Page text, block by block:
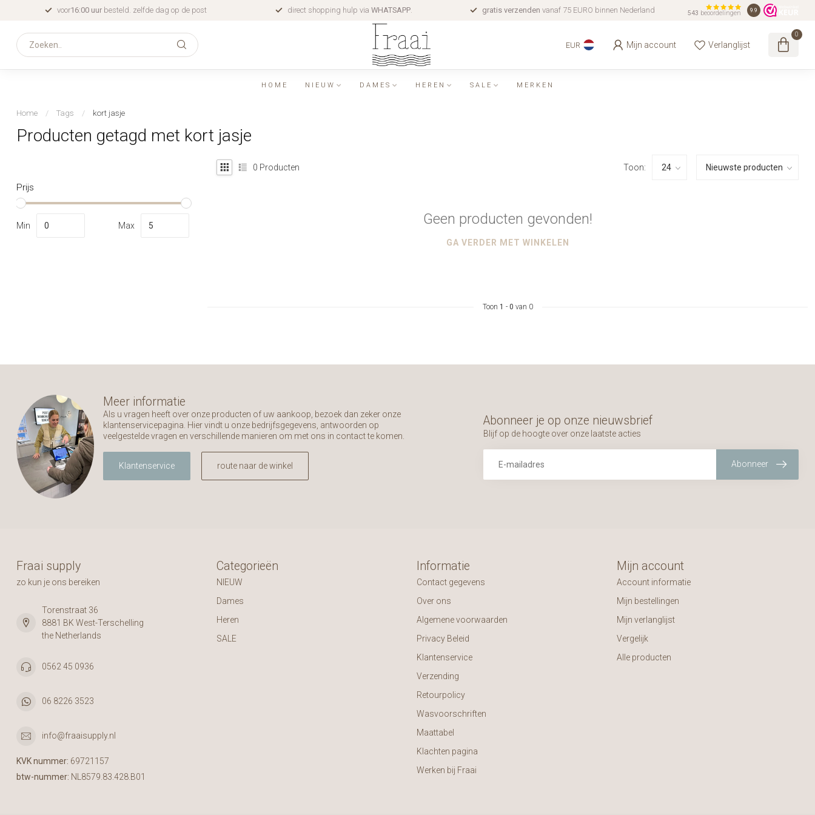
voor16:00 uur besteld. zelfde dag op de post direct shopping hulp via WHATSAPP. gratis verzenden vanaf 75 EURO binnen Nederland 543 beoordelingen 9.9
EUR Mijn account Verlanglijst
0
HOME NIEUW DAMES HEREN SALE MERKEN
Home / Tags / kort jasje
Producten getagd met kort jasje
Prijs
Min Max
0 Producten Toon:
Geen producten gevonden!
GA VERDER MET WINKELEN
Toon 1 - 0 van 0
Meer informatie
Als u vragen heeft over onze producten of uw aankoop, bezoek dan zeker onze
klantenservicepagina. Hier vindt u onze bedrijfsgegevens, antwoorden op
veelgestelde vragen en verschillende manieren om met ons in contact te komen.
Klantenservice route naar de winkel
Abonneer je op onze nieuwsbrief
Blijf op de hoogte over onze laatste acties
Abonneer
Fraai supply
zo kun je ons bereiken
Torenstraat 36
8881 BK West-Terschelling
the Netherlands
0562 45 0936
06 8226 3523
info@fraaisupply.nl
KVK nummer: 69721157
btw-nummer: NL8579.83.428.B01
Categorieën
NIEUW
Dames
Heren
SALE
Informatie
Contact gegevens
Over ons
Algemene voorwaarden
Privacy Beleid
Klantenservice
Verzending
Retourpolicy
Wasvoorschriften
Maattabel
Klachten pagina
Werken bij Fraai
Mijn account
Account informatie
Mijn bestellingen
Mijn verlanglijst
Vergelijk
Alle producten